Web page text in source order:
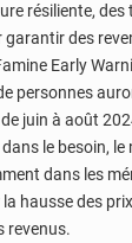
résiliente,
garantir des
Early
personnes
juin à août
le besoin,
dans les
hausse des
revenus.